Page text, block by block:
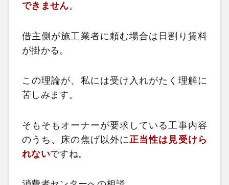
できません。
借主側が施工業者に頼む場合は日割り賃料
が掛かる。
この理論が、私には受け入れがたく理解に
苦しみます。
そもそもオーナーが要求している工事内容
のうち、床の焦げ以外に 正当性は見受けら
れないですね。